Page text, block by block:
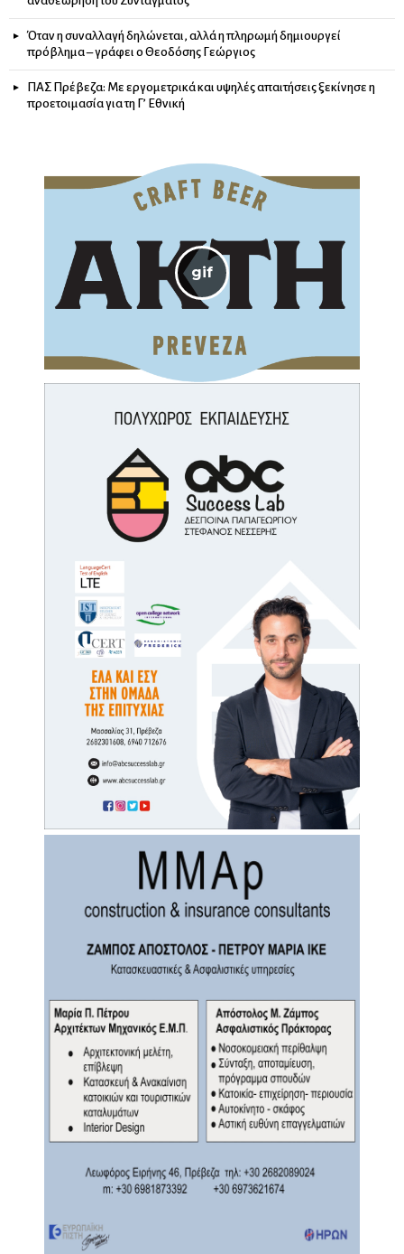
Όταν η συναλλαγή δηλώνεται, αλλά η πληρωμή δημιουργεί
πρόβλημα – γράφει ο Θεοδόσης Γεώργιος
ΠΑΣ Πρέβεζα: Με εργομετρικά και υψηλές απαιτήσεις ξεκίνησε η
προετοιμασία για τη Γ’ Εθνική